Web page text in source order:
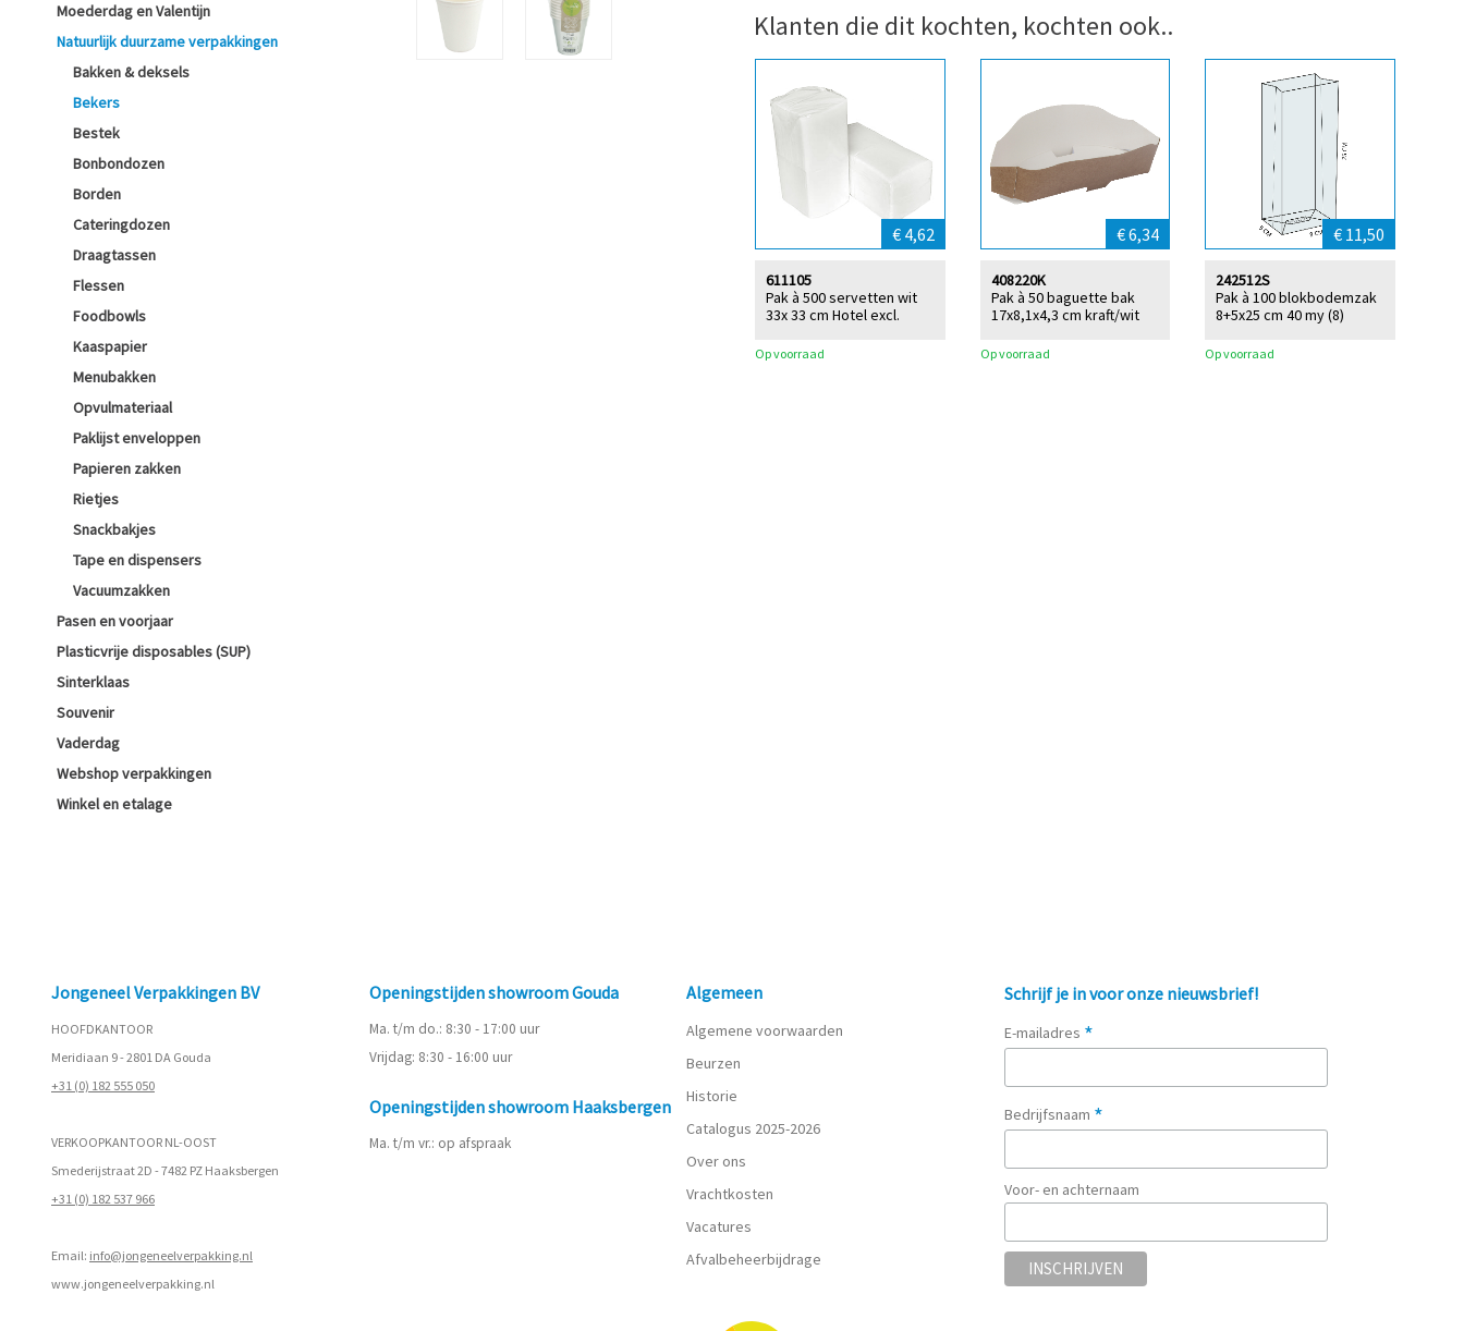
Moederdag en Valentijn
Natuurlijk duurzame verpakkingen
Bakken & deksels
Bekers
Bestek
Bonbondozen
Borden
Cateringdozen
Draagtassen
Flessen
Foodbowls
Kaaspapier
Menubakken
Opvulmateriaal
Paklijst enveloppen
Papieren zakken
Rietjes
Snackbakjes
Tape en dispensers
Vacuumzakken
Pasen en voorjaar
Plasticvrije disposables (SUP)
Sinterklaas
Souvenir
Vaderdag
Webshop verpakkingen
Winkel en etalage
Klanten die dit kochten, kochten ook..
€ 4,62
Pak à 500 servetten wit
33x 33 cm Hotel excl.
611105
Op voorraad
€ 6,34
Pak à 50 baguette bak
17x8,1x4,3 cm kraft/wit
408220K
Op voorraad
€ 11,50
Pak à 100 blokbodemzak
8+5x25 cm 40 my (8)
242512S
Op voorraad
Jongeneel Verpakkingen BV
HOOFDKANTOOR
Meridiaan 9 - 2801 DA Gouda
+31 (0) 182 555 050
VERKOOPKANTOOR NL-OOST
Smederijstraat 2D - 7482 PZ Haaksbergen
+31 (0) 182 537 966
Email: info@jongeneelverpakking.nl
www.jongeneelverpakking.nl
Openingstijden showroom Gouda
Ma. t/m do.: 8:30 - 17:00 uur
Vrijdag: 8:30 - 16:00 uur
Openingstijden showroom Haaksbergen
Ma. t/m vr.: op afspraak
Algemeen
Algemene voorwaarden
Beurzen
Historie
Catalogus 2025-2026
Over ons
Vrachtkosten
Vacatures
Afvalbeheerbijdrage
Schrijf je in voor onze nieuwsbrief!
E-mailadres *
Bedrijfsnaam *
Voor- en achternaam